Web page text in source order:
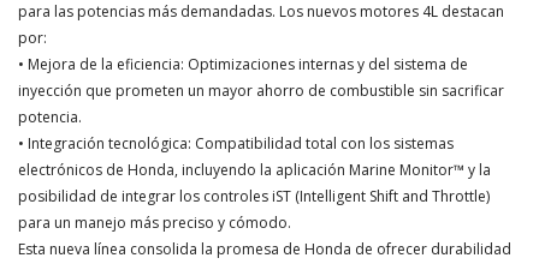
para las potencias más demandadas. Los nuevos motores 4L destacan
por:
• Mejora de la eficiencia: Optimizaciones internas y del sistema de
inyección que prometen un mayor ahorro de combustible sin sacrificar
potencia.
• Integración tecnológica: Compatibilidad total con los sistemas
electrónicos de Honda, incluyendo la aplicación Marine Monitor™ y la
posibilidad de integrar los controles iST (Intelligent Shift and Throttle)
para un manejo más preciso y cómodo.
Esta nueva línea consolida la promesa de Honda de ofrecer durabilidad